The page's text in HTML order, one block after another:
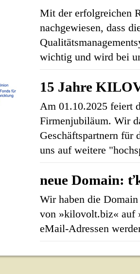
Mit der erfolgreichen
nachgewiesen, dass
wichtig und wird bei
15 Jahre
Am 01.10.2025 feiert
Firmenjubiläum. Wir
Geschäftspartnern für
uns auf weitere
neue Domain:
Wir haben die
von »kilovolt.biz« auf
eMail-Adressen